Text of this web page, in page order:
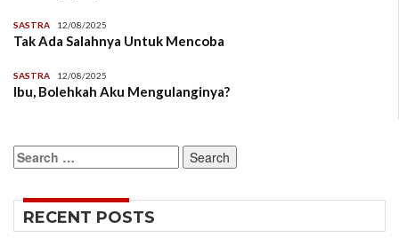
SASTRA 12/08/2025
Tak Ada Salahnya Untuk Mencoba
SASTRA 12/08/2025
Ibu, Bolehkah Aku Mengulanginya?
Search
for:
RECENT POSTS